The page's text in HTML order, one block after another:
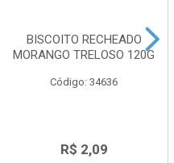
BISCOITO RECHEADO
MORANGO TRELOSO 120G
Código: 34636
R$ 2,09